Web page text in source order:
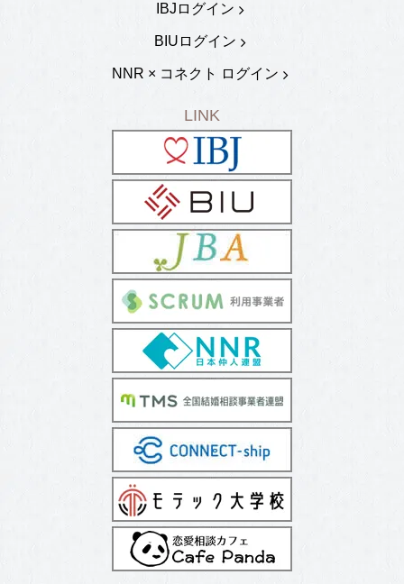
IBJログイン
BIUログイン
NNR × コネクト ログイン
LINK